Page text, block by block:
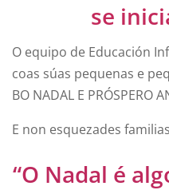
se
O equipo de Educación
coas súas pequenas e
BO NADAL E PRÓSPERO
E non esquezades
“O Nadal é